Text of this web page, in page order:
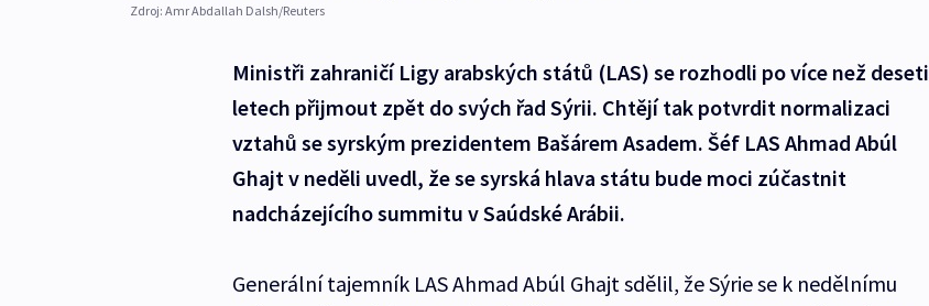
Zdroj: Amr Abdallah Dalsh/Reuters
Ministři zahraničí Ligy arabských států (LAS) se rozhodli po více než deseti
letech přijmout zpět do svých řad Sýrii. Chtějí tak potvrdit normalizaci
vztahů se syrským prezidentem Bašárem Asadem. Šéf LAS Ahmad Abúl
Ghajt v neděli uvedl, že se syrská hlava státu bude moci zúčastnit
nadcházejícího summitu v Saúdské Arábii.
Generální tajemník LAS Ahmad Abúl Ghajt sdělil, že Sýrie se k nedělnímu